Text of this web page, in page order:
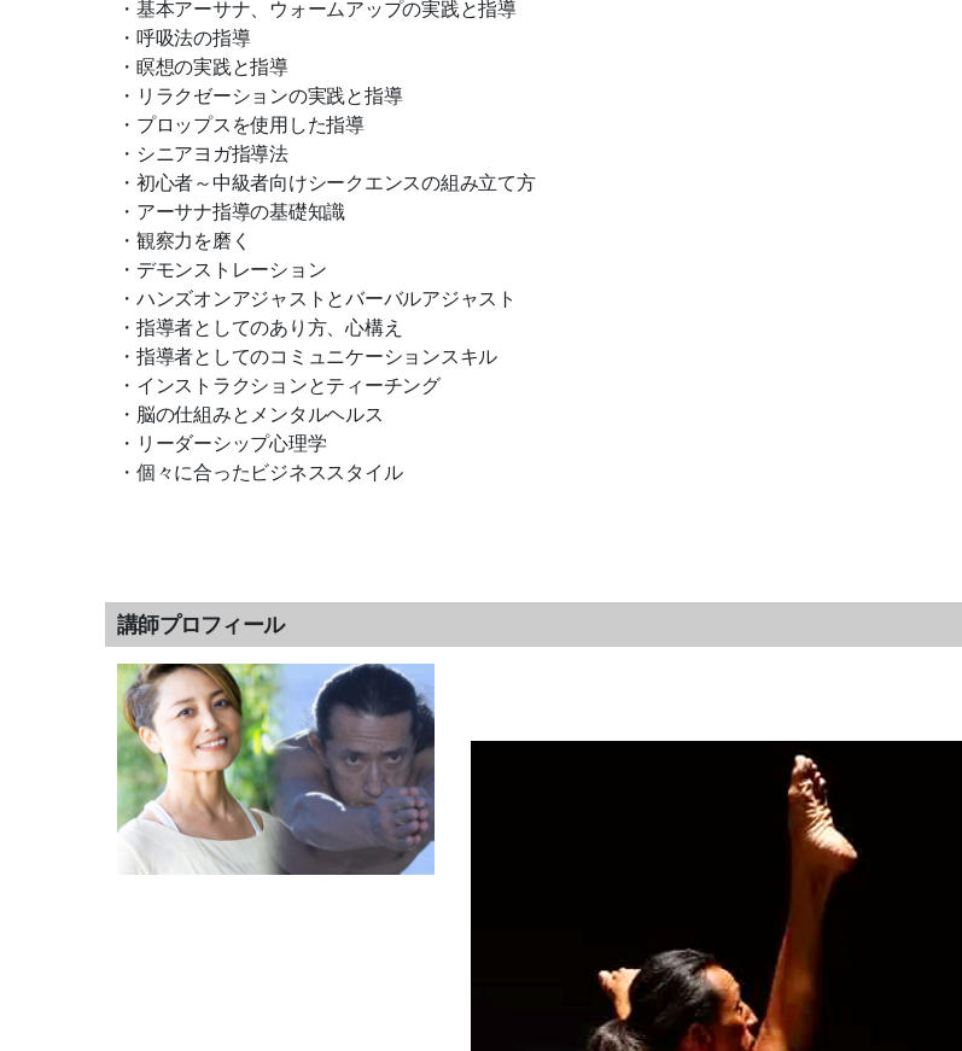
・基本アーサナ、ウォームアップの実践と指導
・呼吸法の指導
・瞑想の実践と指導
・リラクゼーションの実践と指導
・プロップスを使用した指導
・シニアヨガ指導法
・初心者～中級者向けシークエンスの組み立て方
・アーサナ指導の基礎知識
・観察力を磨く
・デモンストレーション
・ハンズオンアジャストとバーバルアジャスト
・指導者としてのあり方、心構え
・指導者としてのコミュニケーションスキル
・インストラクションとティーチング
・脳の仕組みとメンタルヘルス
・リーダーシップ心理学
・個々に合ったビジネススタイル
講師プロフィール